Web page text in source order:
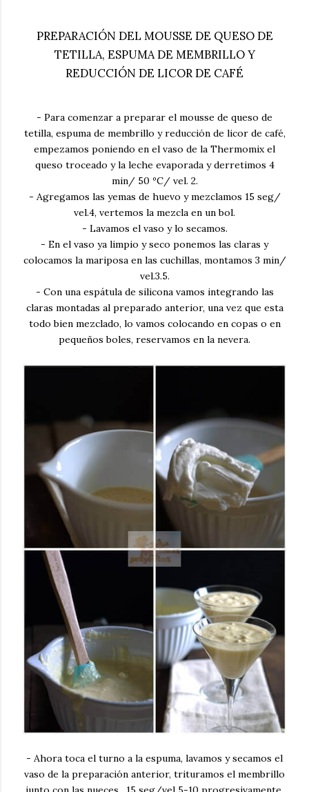
PREPARACIÓN DEL MOUSSE DE QUESO DE
TETILLA, ESPUMA DE MEMBRILLO Y
REDUCCIÓN DE LICOR DE CAFÉ
- Para comenzar a preparar el mousse de queso de
tetilla, espuma de membrillo y reducción de licor de café,
empezamos poniendo en el vaso de la Thermomix el
queso troceado y la leche evaporada y derretimos 4
min/ 50 ºC/ vel. 2.
- Agregamos las yemas de huevo y mezclamos 15 seg/
vel.4, vertemos la mezcla en un bol.
- Lavamos el vaso y lo secamos.
- En el vaso ya limpio y seco ponemos las claras y
colocamos la mariposa en las cuchillas, montamos 3 min/
vel.3.5.
- Con una espátula de silicona vamos integrando las
claras montadas al preparado anterior, una vez que esta
todo bien mezclado, lo vamos colocando en copas o en
pequeños boles, reservamos en la nevera.
- Ahora toca el turno a la espuma, lavamos y secamos el
vaso de la preparación anterior, trituramos el membrillo